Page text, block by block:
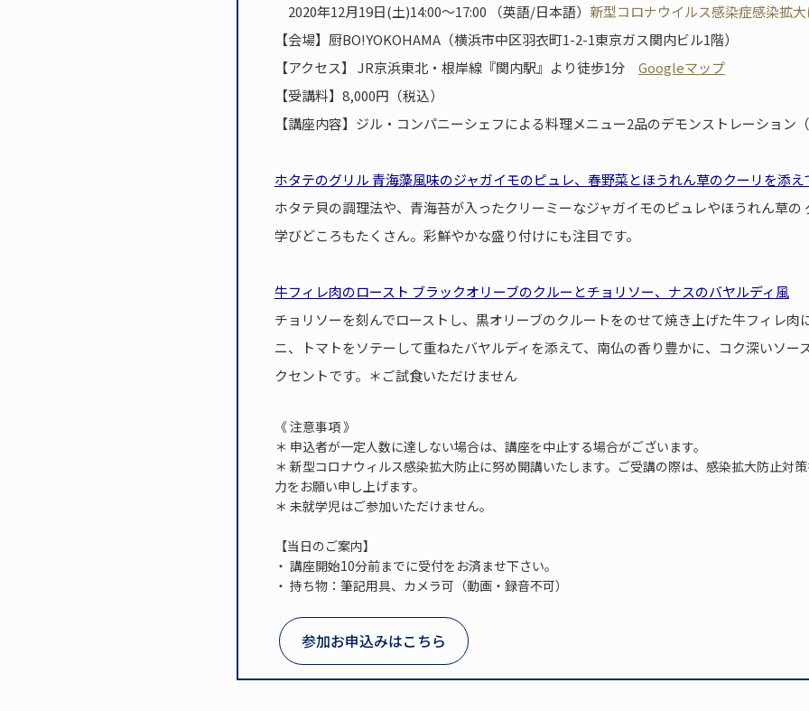
2020年12月19日(土)14:00～17:00 （英語/日本語） 新型コロナウイルス感染症感染拡
【会場】厨BO!YOKOHAMA（横浜市中区羽衣町1-2-1東京ガス関内ビル1階）
【アクセス】 JR京浜東北・根岸線『関内駅』より徒歩1分 Googleマップ
【受講料】8,000円（税込）
【講座内容】ジル・コンパニーシェフによる料理メニュー2品のデモンストレーション
ホタテのグリル 青海藻風味のジャガイモのピュレ、春野菜とほうれん草のクーリを添え
ホタテ貝の調理法や、青海苔が入ったクリーミーなジャガイモのピュレやほうれん草の
学びどころもたくさん。彩鮮やかな盛り付けにも注目です。
牛フィレ肉のロースト ブラックオリーブのクルーとチョリソー、ナスのバヤルディ風
チョリソーを刻んでローストし、黒オリーブのクルートをのせて焼き上げた牛フィレ肉
ニ、トマトをソテーして重ねたバヤルディを添えて、南仏の香り豊かに、コク深いソー
クセントです。＊ご試食いただけません
《 注意事項 》
＊ 申込者が一定人数に達しない場合は、講座を中止する場合がございます。
＊ 新型コロナウィルス感染拡大防止に努め開講いたします。ご受講の際は、感染拡大防止対
力をお願い申し上げます。
＊ 未就学児はご参加いただけません。
【当日のご案内】
・ 講座開始10分前までに受付をお済ませ下さい。
・ 持ち物：筆記用具、カメラ可（動画・録音不可）
参加お申込みはこちら